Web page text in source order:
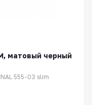
матовый черный
555-03 slim